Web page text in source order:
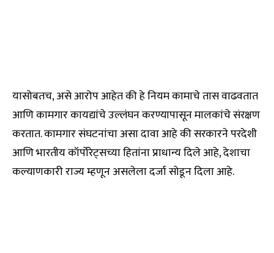
यासोबतच, असे आरोप आहेत की हे नियम कामाचे तास वाढवतात
आणि कामगार कायद्यांचे उल्लंघन करण्यापासून मालकांचे संरक्षण
करतात. कामगार संघटनांचा असा दावा आहे की सरकारने परदेशी
आणि भारतीय कॉर्पोरेट्सच्या हितांना प्राधान्य दिले आहे, देशाचा
कल्याणकारी राज्य म्हणून असलेला दर्जा सोडून दिला आहे.